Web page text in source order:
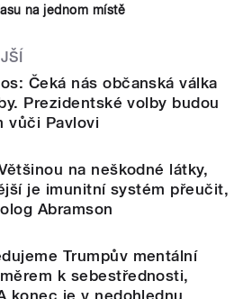
na jednom místě
Čeká nás občanská válka
Prezidentské volby budou
vůči Pavlovi
na neškodné látky,
je imunitní systém přeučit,
Abramson
Trumpův mentální
k sebestřednosti,
konec je v nedohlednu